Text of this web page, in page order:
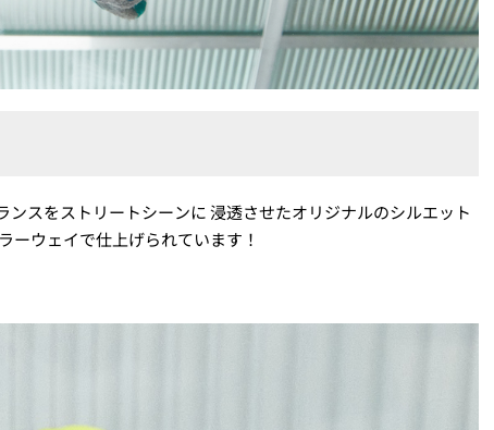
スをストリートシーンに 浸透させたオリジナルのシルエット
ーウェイで仕上げられています！